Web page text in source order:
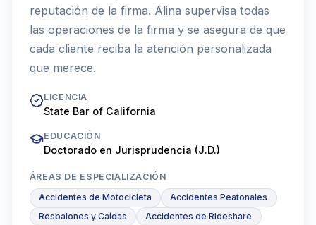
reputación de la firma. Alina supervisa todas
las operaciones de la firma y se asegura de que
cada cliente reciba la atención personalizada
que merece.
LICENCIA
State Bar of California
EDUCACIÓN
Doctorado en Jurisprudencia (J.D.)
ÁREAS DE ESPECIALIZACIÓN
Accidentes de Motocicleta
Accidentes Peatonales
Resbalones y Caídas
Accidentes de Rideshare